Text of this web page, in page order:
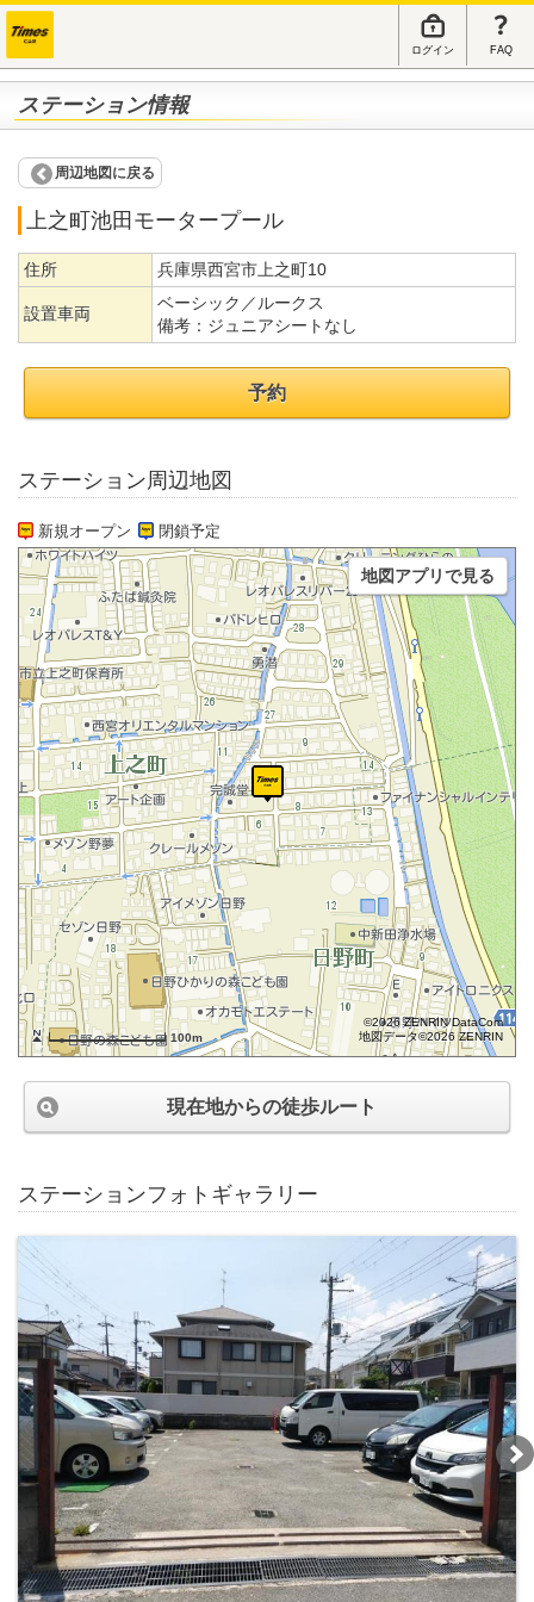
ログイン FAQ
ステーション情報
周辺地図に戻る
上之町池田モータープール
住所 兵庫県西宮市上之町10
設置車両
ベーシック／ルークス
備考： ジュニアシートなし
予約
ステーション周辺地図
新規オープン 閉鎖予定
100m
©2026 ZENRIN DataCom
地図データ©2026 ZENRIN
地図アプリで見る
現在地からの徒歩ルート
ステーションフォトギャラリー